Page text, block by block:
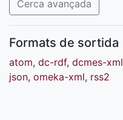
Cerca avançada
Formats de sortida
atom, dc-rdf, dcmes-xml
json, omeka-xml, rss2